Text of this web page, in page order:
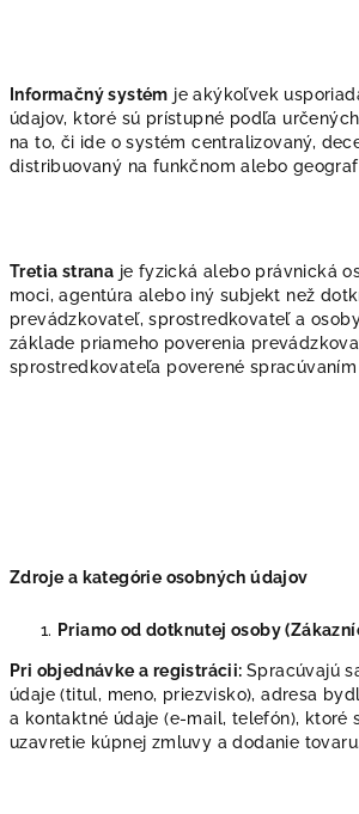
Informačný systém je akýkoľvek
údajov, ktoré sú prístupné podľa
na to, či ide o systém centralizovaný,
distribuovaný na funkčnom alebo
Tretia strana je fyzická alebo právnická
moci, agentúra alebo iný subjekt než
prevádzkovateľ, sprostredkovateľ a
základe priameho poverenia
sprostredkovateľa poverené
Zdroje a kategórie osobných údajov
Priamo od dotknutej osoby
Pri objednávke a registrácii: Spracúvajú
údaje (titul, meno, priezvisko), adresa
a kontaktné údaje (e-mail, telefón), ktoré
uzavretie kúpnej zmluvy a dodanie tovaru.